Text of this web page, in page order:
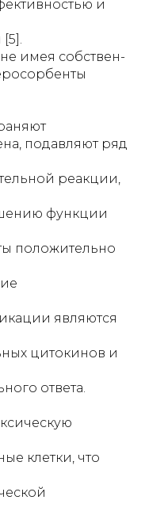
и
имея собствен-
подавляют ряд
реакции,
функции
положительно
являются
цитокинов и
ответа.
клетки, что